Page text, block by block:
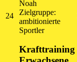
2424.
August
2026
Noah
Zielgruppe:
ambitionierte
Sportler
Krafttraining